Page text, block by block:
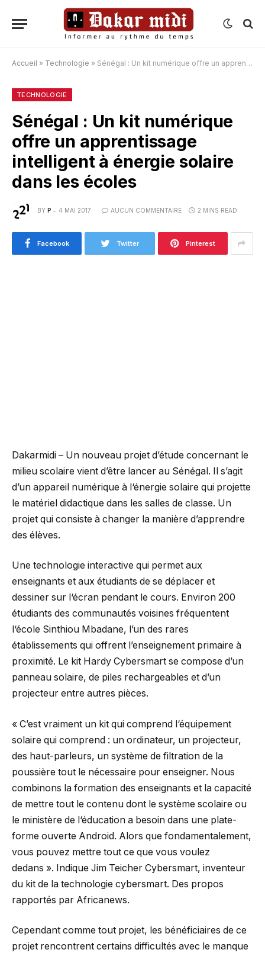
Accueil » Technologie » Sénégal : Un kit numérique offre un apprentissage intelligent à énergie solaire dans les écoles
TECHNOLOGIE
Sénégal : Un kit numérique
offre un apprentissage
intelligent à énergie solaire
dans les écoles
BY P 4 MAI 2017 AUCUN COMMENTAIRE 2 MINS READ
Facebook Twitter Pinterest
Dakarmidi – Un nouveau projet d’étude concernant le
milieu scolaire vient d’être lancer au Sénégal. Il s’agit
d’un appareil numérique à l‘énergie solaire qui projette
le matériel didactique dans les salles de classe. Un
projet qui consiste à changer la manière d’apprendre
des élèves.
Une technologie interactive qui permet aux
enseignants et aux étudiants de se déplacer et
dessiner sur l‘écran pendant le cours. Environ 200
étudiants des communautés voisines fréquentent
l‘école Sinthiou Mbadane, l’un des rares
établissements qui offrent l’enseignement primaire à
proximité. Le kit Hardy Cybersmart se compose d’un
panneau solaire, de piles rechargeables et d’un
projecteur entre autres pièces.
« C’est vraiment un kit qui comprend l‘équipement
solaire qui comprend : un ordinateur, un projecteur,
des haut-parleurs, un système de filtration de la
poussière tout le nécessaire pour enseigner. Nous
combinons la formation des enseignants et la capacité
de mettre tout le contenu dont le système scolaire ou
le ministère de l‘éducation a besoin dans une plate-
forme ouverte Android. Alors que fondamentalement,
vous pouvez mettre tout ce que vous voulez
dedans ». Indique Jim Teicher Cybersmart, inventeur
du kit de la technologie cybersmart. Des propos
rapportés par Africanews.
Cependant comme tout projet, les bénéficiaires de ce
projet rencontrent certains difficultés avec le manque